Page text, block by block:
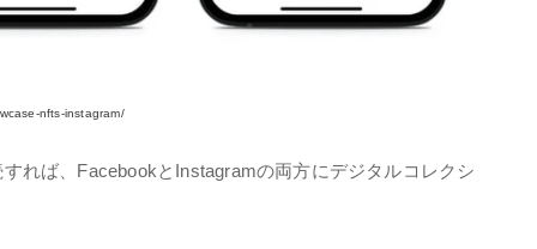
nfts-instagram/
れば、FacebookとInstagramの両方にデジタルコレクシ